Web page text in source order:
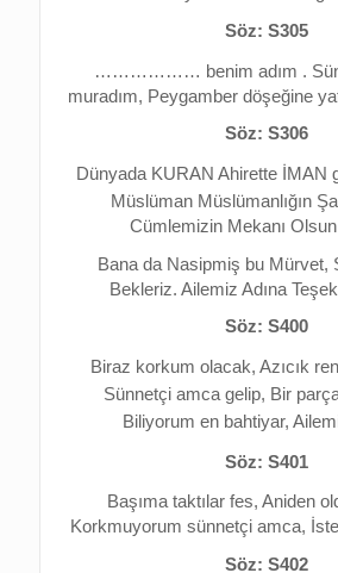
Söz: S305
……………… benim adım .
muradım, Peygamber döşeğine
Söz: S306
Dünyada KURAN Ahirette İMAN
Müslüman
Cümlemizin Mekanı
Bana da Nasipmiş bu Mürvet,
Bekleriz. Ailemiz Adına
Söz: S400
Biraz korkum olacak,
Sünnetçi amca gelip,
Biliyorum en bahtiyar,
Söz: S401
Başıma taktılar fes,
Korkmuyorum sünnetçi amca,
Söz: S402